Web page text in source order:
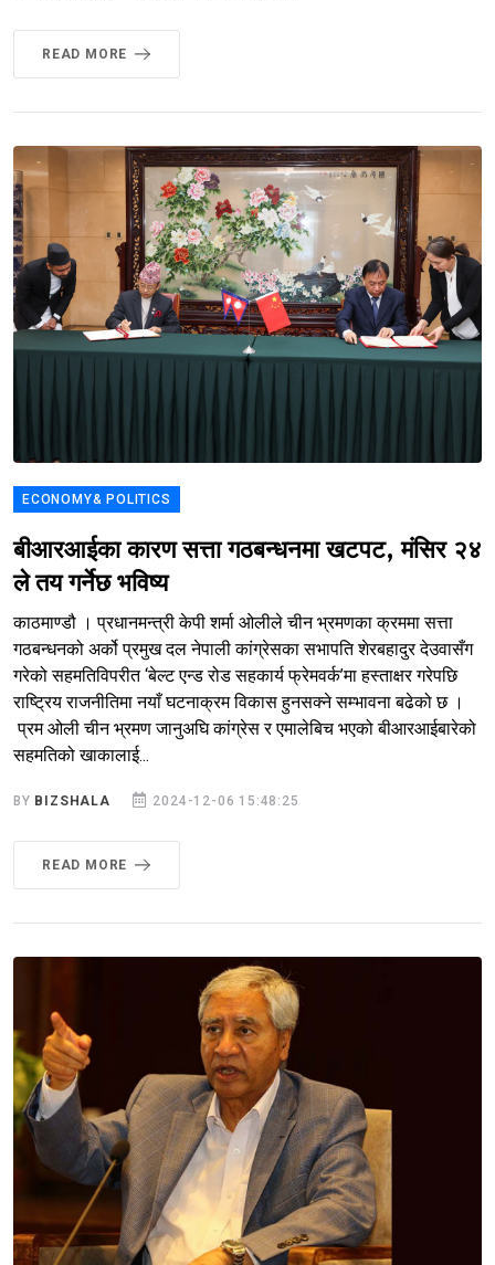
READ MORE
ECONOMY& POLITICS
बीआरआईका कारण सत्ता गठबन्धनमा खटपट, मंसिर २४
ले तय गर्नेछ भविष्य
काठमाण्डौ । प्रधानमन्त्री केपी शर्मा ओलीले चीन भ्रमणका क्रममा सत्ता
गठबन्धनको अर्को प्रमुख दल नेपाली कांग्रेसका सभापति शेरबहादुर देउवासँग
गरेको सहमतिविपरीत ‘बेल्ट एन्ड रोड सहकार्य फ्रेमवर्क’मा हस्ताक्षर गरेपछि
राष्ट्रिय राजनीतिमा नयाँ घटनाक्रम विकास हुनसक्ने सम्भावना बढेको छ ।
प्रम ओली चीन भ्रमण जानुअघि कांग्रेस र एमालेबिच भएको बीआरआईबारेको
सहमतिको खाकालाई...
BY BIZSHALA 2024-12-06 15:48:25
READ MORE